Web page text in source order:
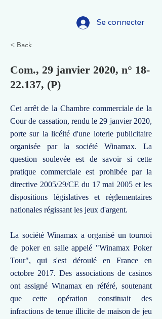
Se connecter
< Back
Com., 29 janvier 2020, n° 18-
22.137, (P)
Cet arrêt de la Chambre commerciale de la
Cour de cassation, rendu le 29 janvier 2020,
porte sur la licéité d'une loterie publicitaire
organisée par la société Winamax. La
question soulevée est de savoir si cette
pratique commerciale est prohibée par la
directive 2005/29/CE du 17 mai 2005 et les
dispositions législatives et réglementaires
nationales régissant les jeux d'argent.
La société Winamax a organisé un tournoi
de poker en salle appelé "Winamax Poker
Tour", qui s'est déroulé en France en
octobre 2017. Des associations de casinos
ont assigné Winamax en référé, soutenant
que cette opération constituait des
infractions de tenue illicite de maison de jeu